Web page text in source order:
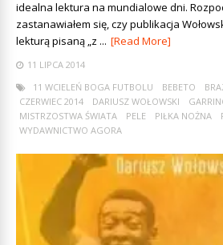
idealna lektura na mundialowe dni.
zastanawiałem się, czy publikacja
lekturą pisaną „z ... [Read More]
11 LIPCA 2014
11 WCIELEŃ BOGA FUTBOLU
BEBETO
CZERWIEC 2014
DARIUSZ WOŁOWSKI
MISTRZOSTWA ŚWIATA
PELE PIŁKA NOŻNA
WYDAWNICTWO AGORA